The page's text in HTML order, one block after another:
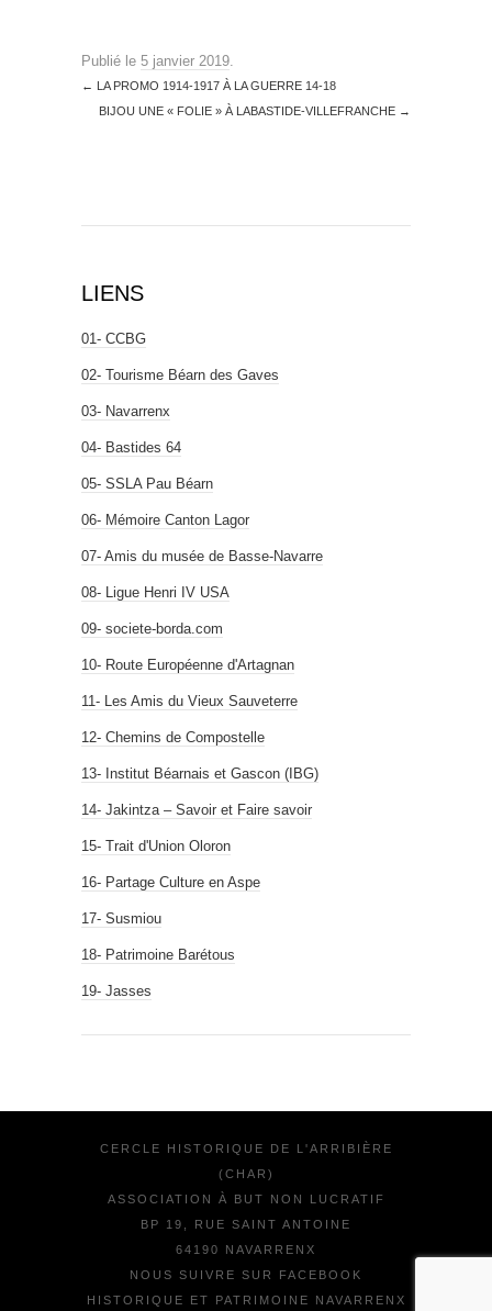
Publié le 5 janvier 2019.
← LA PROMO 1914-1917 À LA GUERRE 14-18
BIJOU UNE « FOLIE » À LABASTIDE-VILLEFRANCHE →
LIENS
01- CCBG
02- Tourisme Béarn des Gaves
03- Navarrenx
04- Bastides 64
05- SSLA Pau Béarn
06- Mémoire Canton Lagor
07- Amis du musée de Basse-Navarre
08- Ligue Henri IV USA
09- societe-borda.com
10- Route Européenne d'Artagnan
11- Les Amis du Vieux Sauveterre
12- Chemins de Compostelle
13- Institut Béarnais et Gascon (IBG)
14- Jakintza – Savoir et Faire savoir
15- Trait d'Union Oloron
16- Partage Culture en Aspe
17- Susmiou
18- Patrimoine Barétous
19- Jasses
CERCLE HISTORIQUE DE L'ARRIBIÈRE
(CHAR)
ASSOCIATION À BUT NON LUCRATIF
BP 19, RUE SAINT ANTOINE
64190 NAVARRENX
NOUS SUIVRE SUR FACEBOOK
HISTORIQUE ET PATRIMOINE NAVARRENX